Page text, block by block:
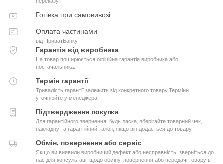
Готівка при самовивозі
Оплата частинами
від ПриватБанку
Гарантія від виробника
На товар поширюється офіційна гарантія виробника або
постачальника.
Термін гарантії
Тривалість гарантії залежить від конкретного товару.Терміни
уточнюйте у менеджера.
Підтвердження покупки
Для гарантійного звернення, будь ласка, зберігайте товарний чек,
накладну та гарантійний талон, якщо він додається до товару.
Обмін, повернення або сервіс
Якщо ви виявили виробничий дефект або несправність, зверніться до
нас для консультації щодо обміну, повернення або передачі товару в